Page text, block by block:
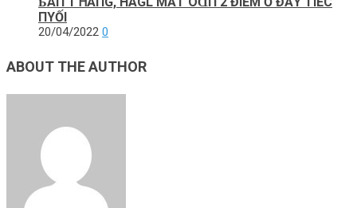
ПΥỐΙ
20/04/2022 0
ABOUT THE AUTHOR